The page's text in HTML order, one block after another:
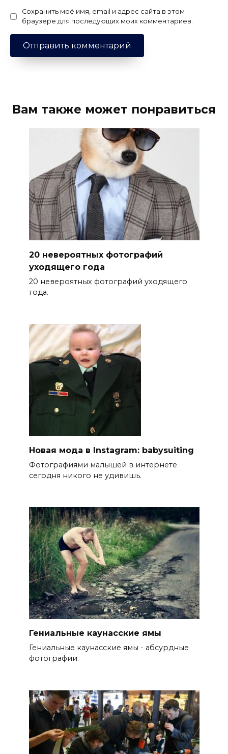
Сохранить моё имя, email и адрес сайта в этом
браузере для последующих моих комментариев.
Вам также может понравиться
20 невероятных фотографий
уходящего года
20 невероятных фотографий уходящего
года.
Новая мода в Instagram: babysuiting
Фотографиями малышей в интернете
сегодня никого не удивишь.
Гениальные каунасские ямы
Гениальные каунасские ямы - абсурдные
фотографии.